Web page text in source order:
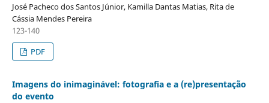
José Pacheco dos Santos Júnior, Kamilla Dantas Matias, Rita de
Cássia Mendes Pereira
123-140
PDF
Imagens do inimaginável: fotografia e a (re)presentação
do evento